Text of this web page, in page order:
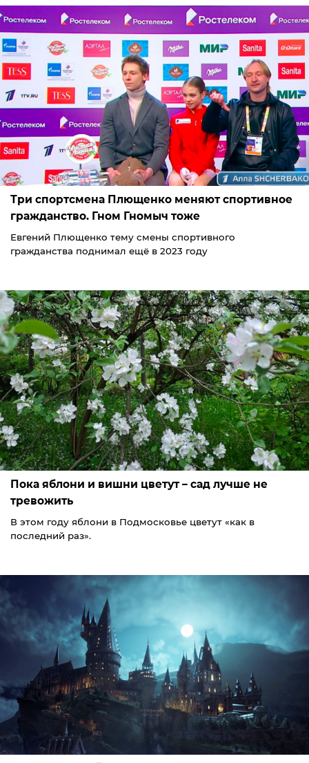
Три спортсмена Плющенко меняют спортивное
гражданство. Гном Гномыч тоже
Евгений Плющенко тему смены спортивного
гражданства поднимал ещё в 2023 году
Пока яблони и вишни цветут – сад лучше не
тревожить
В этом году яблони в Подмосковье цветут «как в
последний раз».